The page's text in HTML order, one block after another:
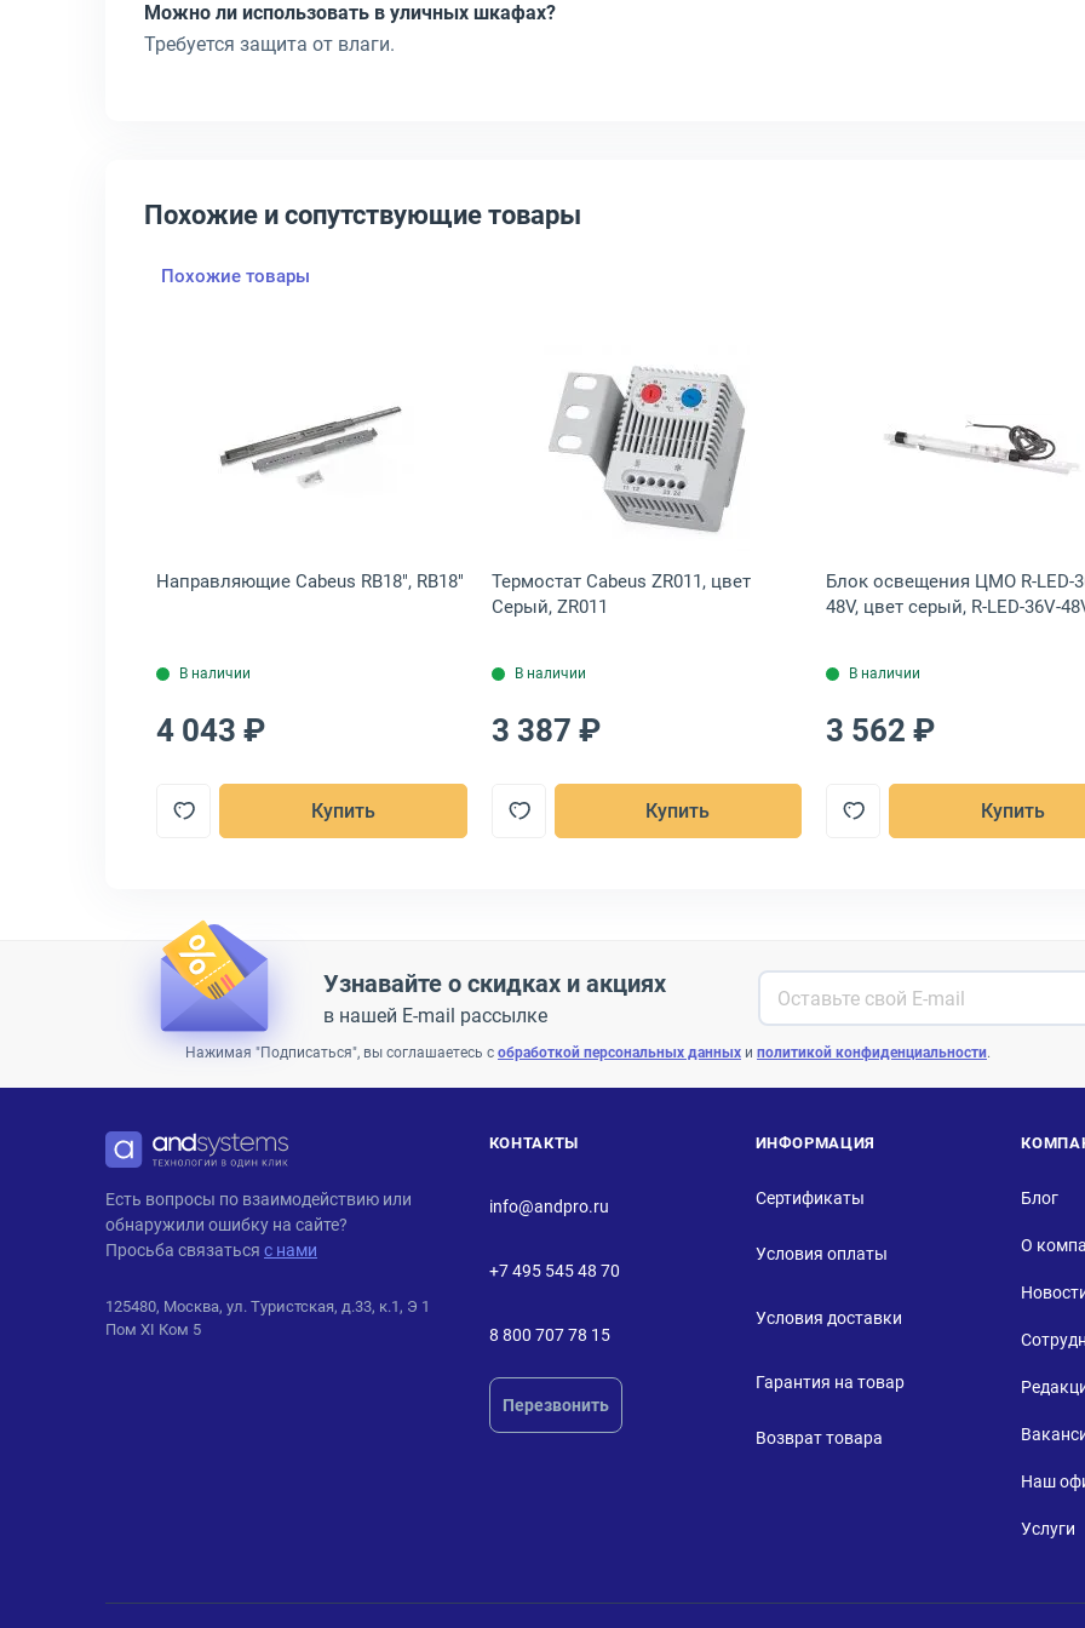
Можно ли использовать в уличных шкафах?
Требуется защита от влаги.
Похожие и сопутствующие товары
Похожие товары
серый, (2шт.), КВ-Щ-55.420А
товар: Панель заземления LANMASTER TWT-CB-EARTH, TWT-CB-EARTH-BAR
Открыть товар: Направляющие Cabeus RB18", RB18"
Направляющие Cabeus RB18", RB18"
В наличии
4 043 ₽
Купить
Открыть товар: Термостат Cabeus ZR011, цвет Серый,
Термостат Cabeus ZR011, цвет
Серый, ZR011
В наличии
3 387 ₽
Купить
Открыть
Блок освещения ЦМО R-LED-
48V, цвет серый, R-LED-36V-
В наличии
3 562 ₽
Купить
Узнавайте о скидках и акциях
в нашей E-mail рассылке
Нажимая "Подписаться", вы соглашаетесь с обработкой персональных данных и политикой конфиденциальности.
ANDPRO
Есть вопросы по взаимодействию или
обнаружили ошибку на сайте?
Просьба связаться с нами
125480, Москва, ул. Туристская, д.33, к.1, Э 1
Пом XI Ком 5
КОНТАКТЫ
info@andpro.ru
+7 495 545 48 70
8 800 707 78 15
Перезвонить
ИНФОРМАЦИЯ
Сертификаты
Условия оплаты
Условия доставки
Гарантия на товар
Возврат товара
Блог
О
Наш
Услуги